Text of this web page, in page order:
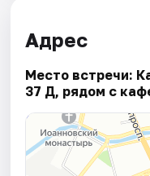
Адрес
Место встречи:
37 Д, рядом с